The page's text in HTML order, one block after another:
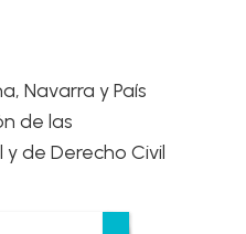
Navarra y País
de las
de Derecho Civil